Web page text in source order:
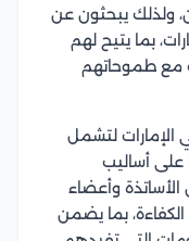
ولذلك يبحثون عن
بما يتيح لهم
مع طموحاتهم
الإمارات لتشمل
على أساليب
وأعضاء
بما يضمن